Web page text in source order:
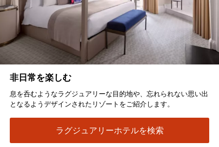
非日常を楽しむ
息を呑むようなラグジュアリーな目的地や、忘れられない思い出
となるようデザインされたリゾートをご紹介します。
ラグジュアリーホテルを検索